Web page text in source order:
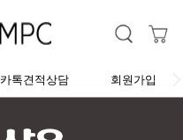
카톡견적상담 회원가입